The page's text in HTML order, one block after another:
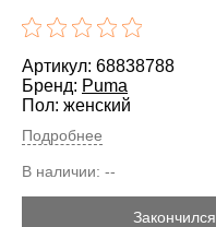
Артикул: 68838788
Бренд: Puma
Пол: женский
Подробнее
В наличии: --
Закончился